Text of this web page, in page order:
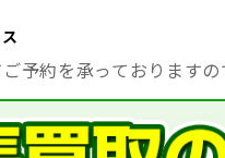
予約を承っております